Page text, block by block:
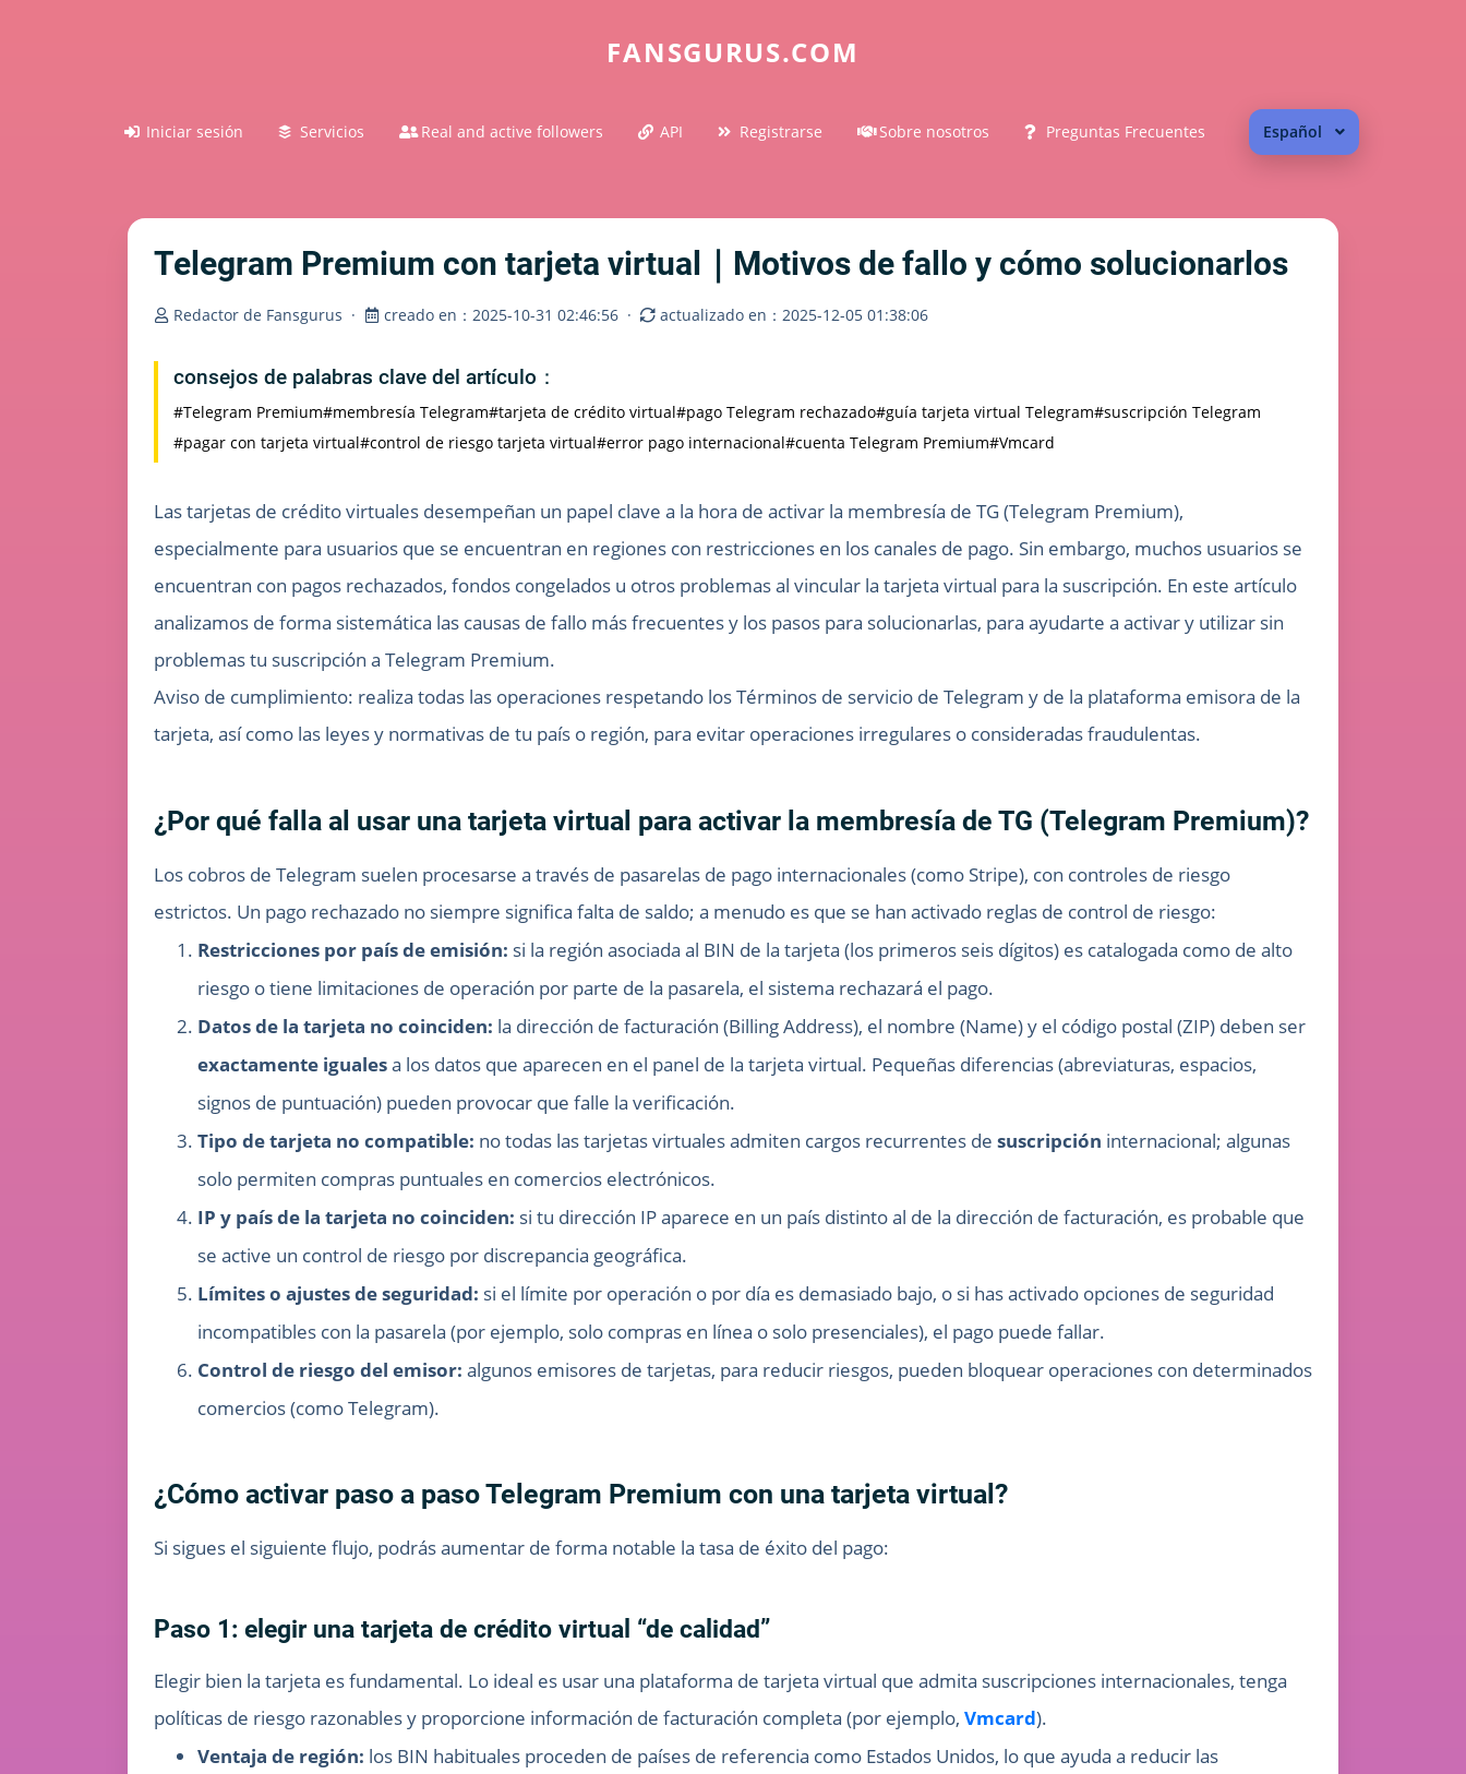
FANSGURUS.COM
Iniciar sesión Servicios Real and active followers API Registrarse Sobre nosotros Preguntas Frecuentes Español
Telegram Premium con tarjeta virtual｜Motivos de fallo y cómo solucionarlos
Redactor de Fansgurus · creado en：2025-10-31 02:46:56 · actualizado en：2025-12-05 01:38:06
consejos de palabras clave del artículo：
#Telegram Premium#membresía Telegram#tarjeta de crédito virtual#pago Telegram rechazado#guía tarjeta virtual Telegram#suscripción Telegram
#pagar con tarjeta virtual#control de riesgo tarjeta virtual#error pago internacional#cuenta Telegram Premium#Vmcard
Las tarjetas de crédito virtuales desempeñan un papel clave a la hora de activar la membresía de TG (Telegram Premium),
especialmente para usuarios que se encuentran en regiones con restricciones en los canales de pago. Sin embargo, muchos usuarios se
encuentran con pagos rechazados, fondos congelados u otros problemas al vincular la tarjeta virtual para la suscripción. En este artículo
analizamos de forma sistemática las causas de fallo más frecuentes y los pasos para solucionarlas, para ayudarte a activar y utilizar sin
problemas tu suscripción a Telegram Premium.
Aviso de cumplimiento: realiza todas las operaciones respetando los Términos de servicio de Telegram y de la plataforma emisora de la
tarjeta, así como las leyes y normativas de tu país o región, para evitar operaciones irregulares o consideradas fraudulentas.
¿Por qué falla al usar una tarjeta virtual para activar la membresía de TG (Telegram Premium)?
Los cobros de Telegram suelen procesarse a través de pasarelas de pago internacionales (como Stripe), con controles de riesgo
estrictos. Un pago rechazado no siempre significa falta de saldo; a menudo es que se han activado reglas de control de riesgo:
Restricciones por país de emisión: si la región asociada al BIN de la tarjeta (los primeros seis dígitos) es catalogada como de alto
riesgo o tiene limitaciones de operación por parte de la pasarela, el sistema rechazará el pago.
Datos de la tarjeta no coinciden: la dirección de facturación (Billing Address), el nombre (Name) y el código postal (ZIP) deben ser
exactamente igualesa los datos que aparecen en el panel de la tarjeta virtual. Pequeñas diferencias (abreviaturas, espacios,
signos de puntuación) pueden provocar que falle la verificación.
Tipo de tarjeta no compatible: no todas las tarjetas virtuales admiten cargos recurrentes de suscripción internacional; algunas
solo permiten compras puntuales en comercios electrónicos.
IP y país de la tarjeta no coinciden: si tu dirección IP aparece en un país distinto al de la dirección de facturación, es probable que
se active un control de riesgo por discrepancia geográfica.
Límites o ajustes de seguridad: si el límite por operación o por día es demasiado bajo, o si has activado opciones de seguridad
incompatibles con la pasarela (por ejemplo, solo compras en línea o solo presenciales), el pago puede fallar.
Control de riesgo del emisor: algunos emisores de tarjetas, para reducir riesgos, pueden bloquear operaciones con determinados
comercios (como Telegram).
¿Cómo activar paso a paso Telegram Premium con una tarjeta virtual?
Si sigues el siguiente flujo, podrás aumentar de forma notable la tasa de éxito del pago:
Paso 1: elegir una tarjeta de crédito virtual “de calidad”
Elegir bien la tarjeta es fundamental. Lo ideal es usar una plataforma de tarjeta virtual que admita suscripciones internacionales, tenga
políticas de riesgo razonables y proporcione información de facturación completa (por ejemplo, Vmcard).
Ventaja de región: los BIN habituales proceden de países de referencia como Estados Unidos, lo que ayuda a reducir las